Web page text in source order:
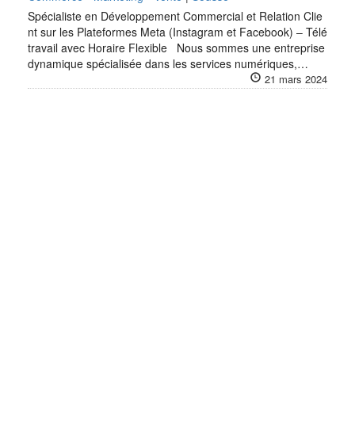
Spécialiste en Développement Commercial et Relation Clie
nt sur les Plateformes Meta (Instagram et Facebook) – Télé
travail avec Horaire Flexible Nous sommes une entreprise
dynamique spécialisée dans les services numériques,…
21 mars 2024